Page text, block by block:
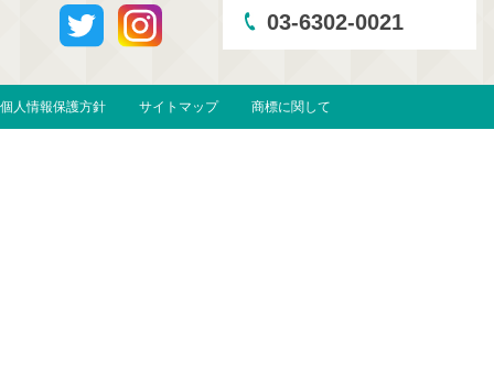
03-6302-0021
個人情報保護方針 サイトマップ 商標に関して